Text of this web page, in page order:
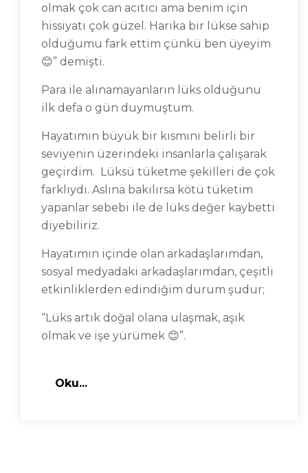
olmak çok can acıtıcı ama benim için
hissiyatı çok güzel. Harika bir lükse sahip
olduğumu fark ettim çünkü ben üyeyim
😊” demişti.
Para ile alınamayanların lüks olduğunu
ilk defa o gün duymuştum.
Hayatımın büyük bir kısmını belirli bir
seviyenin üzerindeki insanlarla çalışarak
geçirdim. Lüksü tüketme şekilleri de çok
farklıydı. Aslına bakılırsa kötü tüketim
yapanlar sebebi ile de lüks değer kaybetti
diyebiliriz.
Hayatımın içinde olan arkadaşlarımdan,
sosyal medyadaki arkadaşlarımdan, çeşitli
etkinliklerden edindiğim durum şudur;
“Lüks artık doğal olana ulaşmak, aşık
olmak ve işe yürümek 😊”.
Oku...